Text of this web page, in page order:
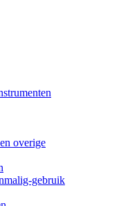
overige
gebruik